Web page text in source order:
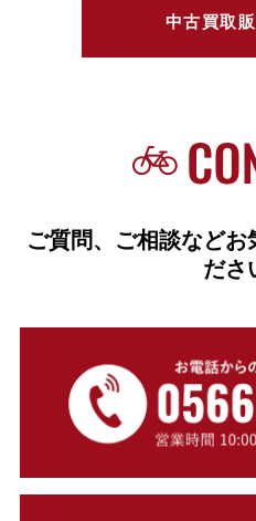
中古買取
ご質問、ご相談などお
ださ